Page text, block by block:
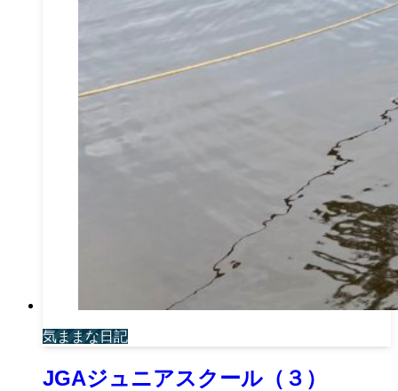
気ままな日記
JGAジュニアスクール（３）